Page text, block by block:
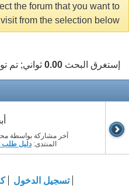
the forum that you want to
visit from the selection below.
إستغرق البحث 0.00 ثواني; تم توليده
آخر مشاركة بواسطة محمد
المنتدى:دليل طلب
تسجيل الدخول